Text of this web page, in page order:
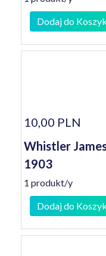
Dodaj do
10,00 PLN
Whistler
1903
1 produkt/y
Dodaj do